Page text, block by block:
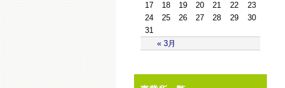
« 3月
17
18 19 20 21 22
23
24
25 26 27 28 29
30
31